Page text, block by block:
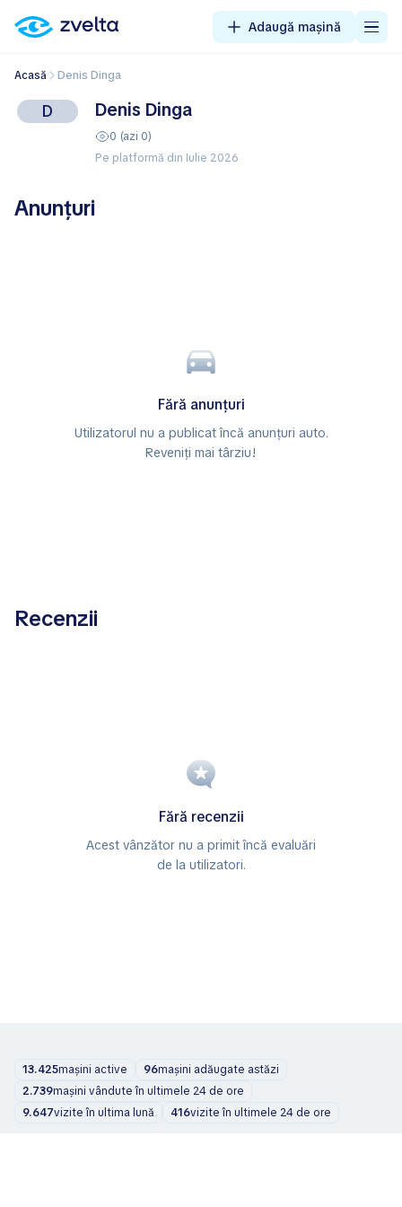
Adaugă mașină
Acasă Denis Dinga
D Denis Dinga
0 (azi 0)
Pe platformă din Iulie 2026
Anunțuri
Fără anunțuri
Utilizatorul nu a publicat încă anunțuri auto.
Reveniți mai târziu!
Recenzii
Fără recenzii
Acest vânzător nu a primit încă evaluări
de la utilizatori.
13.425mașini active 96mașini adăugate astăzi
2.739mașini vândute în ultimele 24 de ore
9.647vizite în ultima lună 416vizite în ultimele 24 de ore